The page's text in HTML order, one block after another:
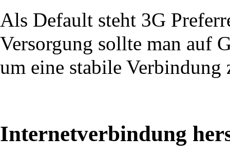
Als Default steht 3G
Versorgung sollte man auf
um eine stabile Verbindung
Internetverbindung